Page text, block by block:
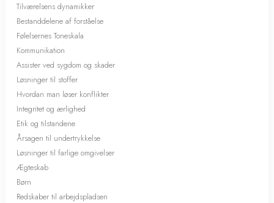
Tilværelsens dynamikker
Bestanddelene af forståelse
Følelsernes Toneskala
Kommunikation
Assister ved sygdom og skader
Løsninger til stoffer
Hvordan man løser konflikter
Integritet og ærlighed
Etik og tilstandene
Årsagen til undertrykkelse
Løsninger til farlige omgivelser
Ægteskab
Børn
Redskaber til arbejdspladsen